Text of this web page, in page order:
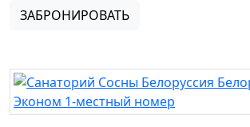
ЗАБРОНИРОВАТЬ